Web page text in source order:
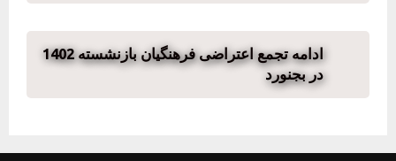
ادامه تجمع اعتراضی فرهنگیان بازنشسته 1402
در بجنورد